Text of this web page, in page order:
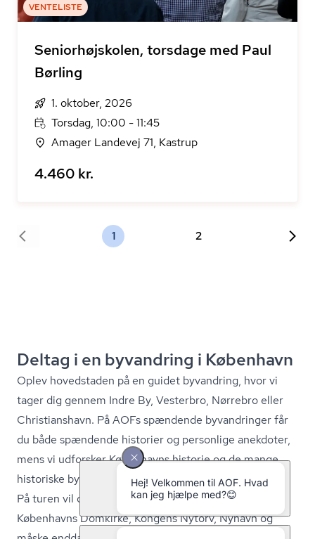
VENTELISTE
Seniorhøjskolen, torsdage med Paul
Børling
1. oktober, 2026
Torsdag, 10:00 - 11:45
Amager Landevej 71, Kastrup
4.460 kr.
1 2
Deltag i en byvandring i København
Oplev hovedstaden på en guidet byvandring, hvor vi
tager dig gennem Indre By, Vesterbro, Nørrebro eller
Christianshavn. På AOFs spændende byvandringer får
du både spændende historier og personlige anekdoter,
mens vi udforsker Københavns historie og de mange
historiske bygninger, der præger byen.
På turen vil du opleve ikoniske seværdigheder som
Københavns Domkirke, Kongens Nytorv, Nyhavn og